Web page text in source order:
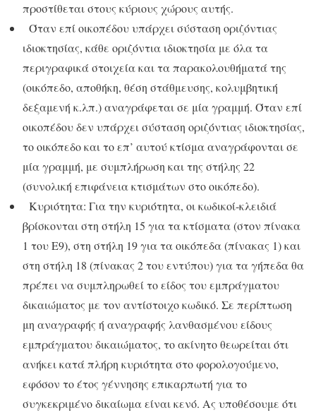
προστίθεται στους κύριους χώρους αυτής.
Όταν επί οικοπέδου υπάρχει σύσταση οριζόντιας
ιδιοκτησίας, κάθε οριζόντια ιδιοκτησία με όλα τα
περιγραφικά στοιχεία και τα παρακολουθήματά της
(οικόπεδο, αποθήκη, θέση στάθμευσης, κολυμβητική
δεξαμενή κ.λπ.) αναγράφεται σε μία γραμμή. Όταν επί
οικοπέδου δεν υπάρχει σύσταση οριζόντιας ιδιοκτησίας,
το οικόπεδο και το επ’ αυτού κτίσμα αναγράφονται σε
μία γραμμή, με συμπλήρωση και της στήλης 22
(συνολική επιφάνεια κτισμάτων στο οικόπεδο).
Κυριότητα: Για την κυριότητα, οι κωδικοί-κλειδιά
βρίσκονται στη στήλη 15 για τα κτίσματα (στον πίνακα
1 του Ε9), στη στήλη 19 για τα οικόπεδα (πίνακας 1) και
στη στήλη 18 (πίνακας 2 του εντύπου) για τα γήπεδα θα
πρέπει να συμπληρωθεί το είδος του εμπράγματου
δικαιώματος με τον αντίστοιχο κωδικό. Σε περίπτωση
μη αναγραφής ή αναγραφής λανθασμένου είδους
εμπράγματου δικαιώματος, το ακίνητο θεωρείται ότι
ανήκει κατά πλήρη κυριότητα στο φορολογούμενο,
εφόσον το έτος γέννησης επικαρπωτή για το
συγκεκριμένο δικαίωμα είναι κενό. Ας υποθέσουμε ότι